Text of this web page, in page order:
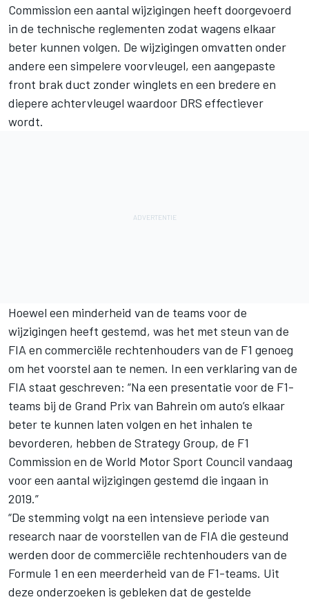
Commission een aantal wijzigingen heeft doorgevoerd
in de technische reglementen zodat wagens elkaar
beter kunnen volgen. De wijzigingen omvatten onder
andere een simpelere voorvleugel, een aangepaste
front brak duct zonder winglets en een bredere en
diepere achtervleugel waardoor DRS effectiever
wordt.
Hoewel een minderheid van de teams voor de
wijzigingen heeft gestemd, was het met steun van de
FIA en commerciële rechtenhouders van de F1 genoeg
om het voorstel aan te nemen. In een verklaring van de
FIA staat geschreven: “Na een presentatie voor de F1-
teams bij de Grand Prix van Bahrein om auto’s elkaar
beter te kunnen laten volgen en het inhalen te
bevorderen, hebben de Strategy Group, de F1
Commission en de World Motor Sport Council vandaag
voor een aantal wijzigingen gestemd die ingaan in
2019.”
“De stemming volgt na een intensieve periode van
research naar de voorstellen van de FIA die gesteund
werden door de commerciële rechtenhouders van de
Formule 1 en een meerderheid van de F1-teams. Uit
deze onderzoeken is gebleken dat de gestelde